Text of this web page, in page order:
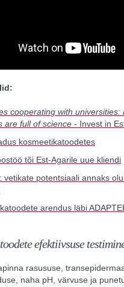
cooperating with universities:
are full of science - Invest in
kosmeetikatoodetes
tõi Est-Agarile uue kliendi
vetikate potentsiaali annaks
arendus läbi
efektiivsuse
rasususe,
naha pH, värvuse ja